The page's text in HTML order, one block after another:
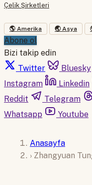
Çelik Şirketleri
🌎 Amerika 🌏 Asya
Abone ol
Bizi takip edin
Twitter
Bluesky
Instagram
Linkedin
Reddit
Telegram
Whatsapp
Youtube
Anasayfa
› Zhangyuan